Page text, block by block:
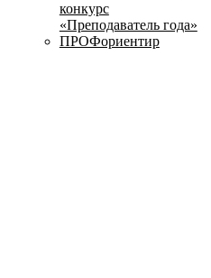
конкурс
«Преподаватель года»
ПРОФориентир